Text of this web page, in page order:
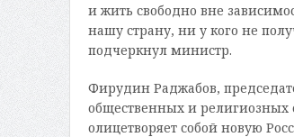
и жить свободно вне
нашу страну, ни у кого не
подчеркнул министр.
Фирудин Раджабов,
общественных и религиозных
олицетворяет собой новую